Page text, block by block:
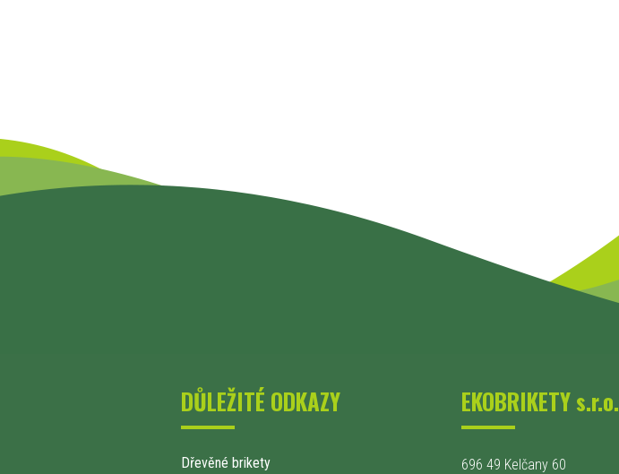
DŮLEŽITÉ ODKAZY
Dřevěné brikety
EKOBRIKETY s.r.o.
696 49 Kelčany 60